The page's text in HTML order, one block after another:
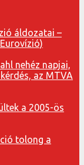
áldozatai –
nehéz napjai,
az MTVA
a 2005-ös
tolong a